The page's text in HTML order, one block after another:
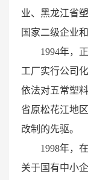
业、黑龙江省
国家二级企业
1994年，
工厂实行公司
依法对五常塑
省原松花江地
改制的先驱。
1998年，
关于国有中小